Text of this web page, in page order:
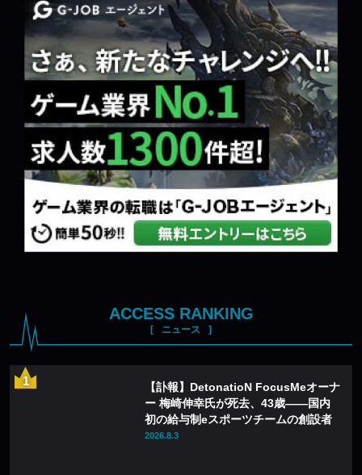
ACCESS RANKING
ニュース
【訃報】DetonatioN FocusMeオーナ
ー 梅崎伸幸氏が死去、43歳——国内
初の給与制eスポーツチームの創設者
2026.8.3